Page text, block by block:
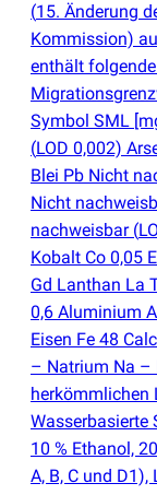
(15. Änderung
Kommission)
enthält
Symbol SML
(LOD 0,002)
Blei Pb Nicht
Nicht
nachweisbar (
Kobalt Co 0,05
Gd Lanthan La
0,6 Aluminium
Eisen Fe 48
– Natrium Na –
herkömmlichen
Wasserbasierte
10 % Ethanol,
A, B, C und